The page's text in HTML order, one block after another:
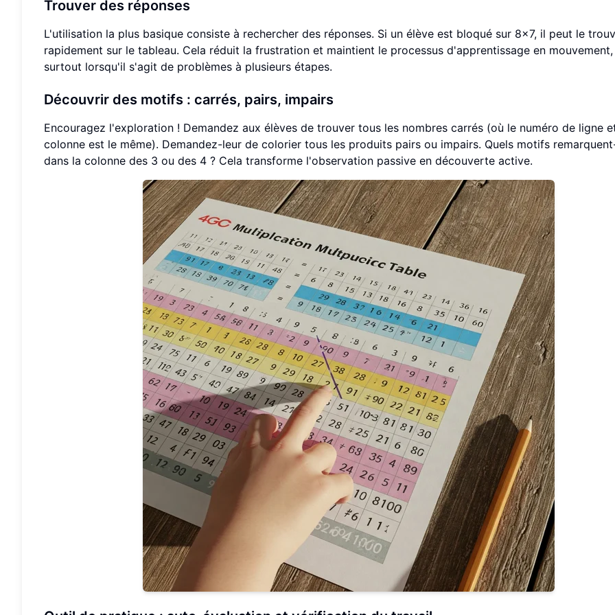
Trouver des réponses
L'utilisation la plus basique consiste à rechercher des réponses. Si un élève est bloqué sur 8x7, il peut le
rapidement sur le tableau. Cela réduit la frustration et maintient le processus d'apprentissage en mouvement,
surtout lorsqu'il s'agit de problèmes à plusieurs étapes.
Découvrir des motifs : carrés, pairs, impairs
Encouragez l'exploration ! Demandez aux élèves de trouver tous les nombres carrés (où le numéro de ligne
colonne est le même). Demandez-leur de colorier tous les produits pairs ou impairs. Quels motifs
dans la colonne des 3 ou des 4 ? Cela transforme l'observation passive en découverte active.